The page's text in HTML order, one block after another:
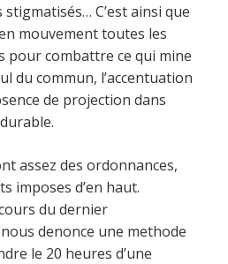
C’est ainsi que
mouvement toutes les
pour combattre ce qui mine
du commun, l’accentuation
de projection dans
assez des ordonnances,
imposes d’en haut.
du dernier
denonce une methode
le 20 heures d’une